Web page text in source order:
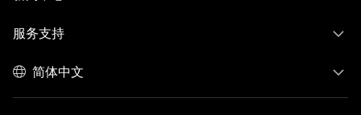
服务支持
简体中文